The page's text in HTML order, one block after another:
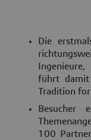
Die
führt damit
Tradition
Besucher
100